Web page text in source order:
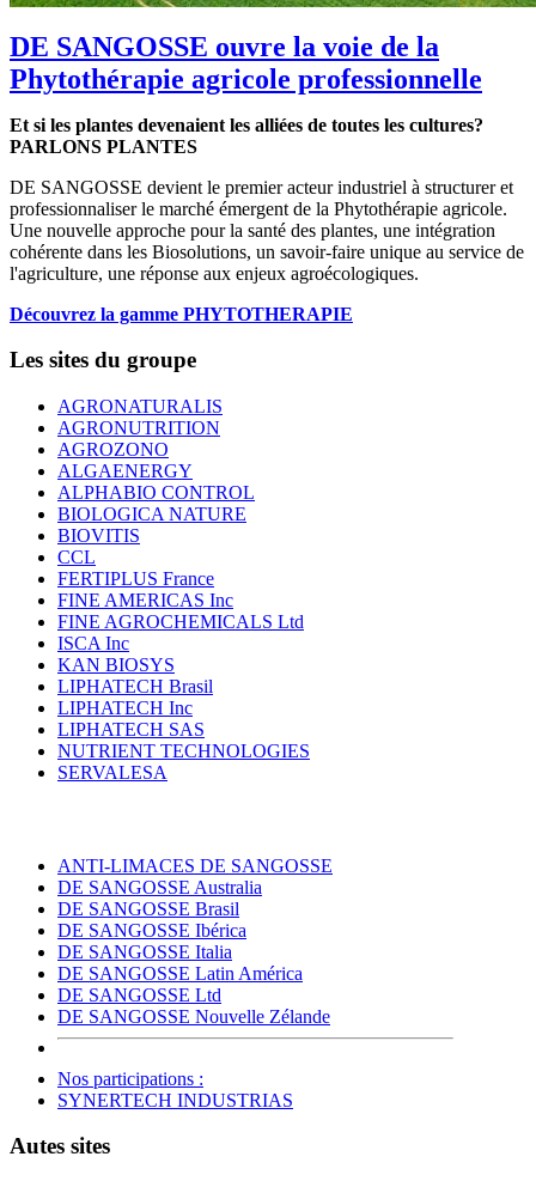
DE SANGOSSE ouvre la voie de la
Phytothérapie agricole professionnelle
Et si les plantes devenaient les alliées de toutes les cultures?
PARLONS PLANTES
DE SANGOSSE devient le premier acteur industriel à structurer et
professionnaliser le marché émergent de la Phytothérapie agricole.
Une nouvelle approche pour la santé des plantes, une intégration
cohérente dans les Biosolutions, un savoir-faire unique au service de
l'agriculture, une réponse aux enjeux agroécologiques.
Découvrez la gamme PHYTOTHERAPIE
Les sites du groupe
AGRONATURALIS
AGRONUTRITION
AGROZONO
ALGAENERGY
ALPHABIO CONTROL
BIOLOGICA NATURE
BIOVITIS
CCL
FERTIPLUS France
FINE AMERICAS Inc
FINE AGROCHEMICALS Ltd
ISCA Inc
KAN BIOSYS
LIPHATECH Brasil
LIPHATECH Inc
LIPHATECH SAS
NUTRIENT TECHNOLOGIES
SERVALESA
ANTI-LIMACES DE SANGOSSE
DE SANGOSSE Australia
DE SANGOSSE Brasil
DE SANGOSSE Ibérica
DE SANGOSSE Italia
DE SANGOSSE Latin América
DE SANGOSSE Ltd
DE SANGOSSE Nouvelle Zélande
Nos participations :
SYNERTECH INDUSTRIAS
Autes sites